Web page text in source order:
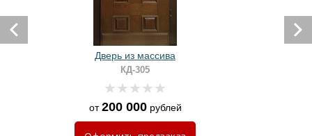
Дверь из массива
КД-305
от200 000рублей